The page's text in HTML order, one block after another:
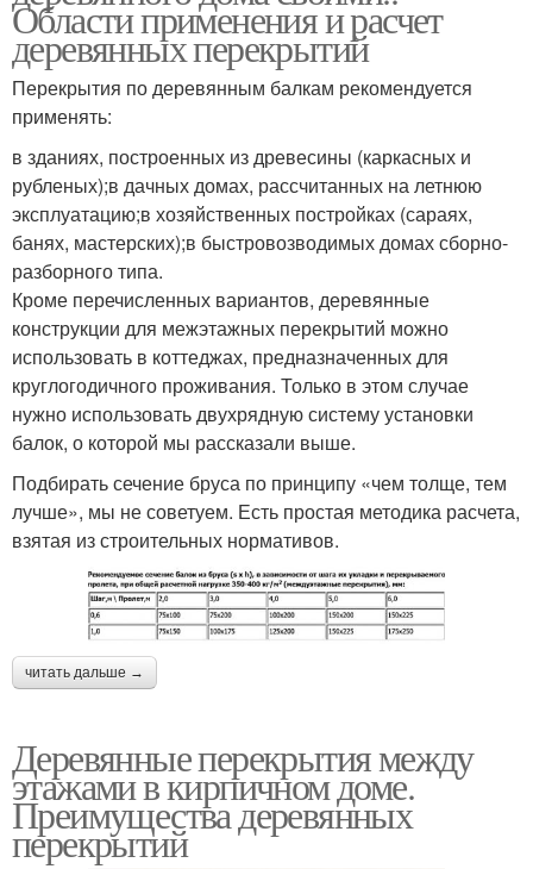
Области применения и расчет
деревянных перекрытий
Перекрытия по деревянным балкам рекомендуется
применять:
в зданиях, построенных из древесины (каркасных и
рубленых);в дачных домах, рассчитанных на летнюю
эксплуатацию;в хозяйственных постройках (сараях,
банях, мастерских);в быстровозводимых домах сборно-
разборного типа.
Кроме перечисленных вариантов, деревянные
конструкции для межэтажных перекрытий можно
использовать в коттеджах, предназначенных для
круглогодичного проживания. Только в этом случае
нужно использовать двухрядную систему установки
балок, о которой мы рассказали выше.
Подбирать сечение бруса по принципу «чем толще, тем
лучше», мы не советуем. Есть простая методика расчета,
взятая из строительных нормативов.
читать дальше →
Деревянные перекрытия между
этажами в кирпичном доме.
Преимущества деревянных
перекрытий